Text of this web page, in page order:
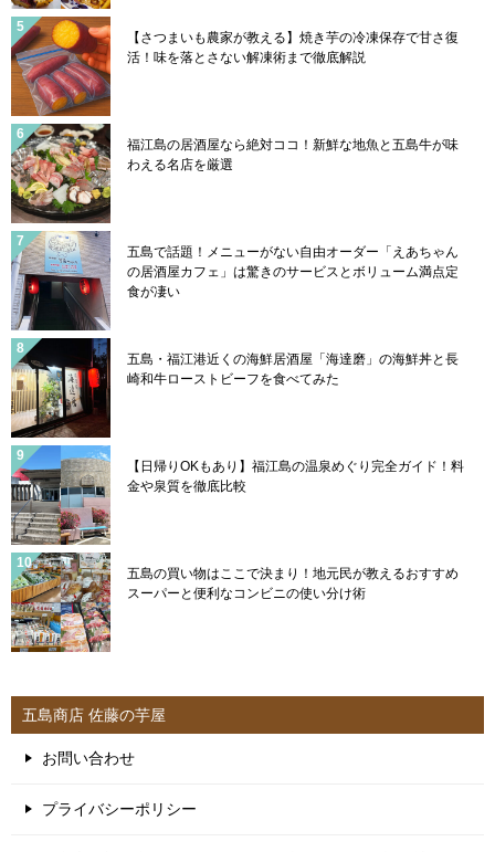
【さつまいも農家が教える】焼き芋の冷凍保存で甘さ復
活！味を落とさない解凍術まで徹底解説
福江島の居酒屋なら絶対ココ！新鮮な地魚と五島牛が味
わえる名店を厳選
五島で話題！メニューがない自由オーダー「えあちゃん
の居酒屋カフェ」は驚きのサービスとボリューム満点定
食が凄い
五島・福江港近くの海鮮居酒屋「海達磨」の海鮮丼と長
崎和牛ローストビーフを食べてみた
【日帰りOKもあり】福江島の温泉めぐり完全ガイド！料
金や泉質を徹底比較
五島の買い物はここで決まり！地元民が教えるおすすめ
スーパーと便利なコンビニの使い分け術
五島商店 佐藤の芋屋
お問い合わせ
プライバシーポリシー